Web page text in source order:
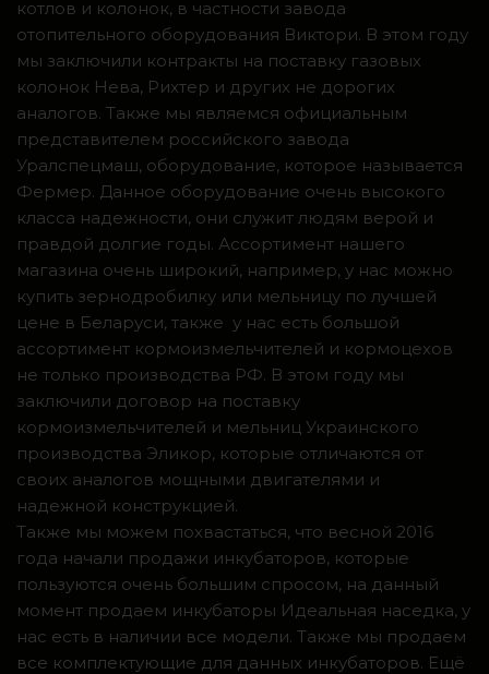
котлов и колонок, в частности завода
отопительного оборудования Виктори. В этом году
мы заключили контракты на поставку газовых
колонок Нева, Рихтер и других не дорогих
аналогов. Также мы являемся официальным
представителем российского завода
Уралспецмаш, оборудование, которое называется
Фермер. Данное оборудование очень высокого
класса надежности, они служит людям верой и
правдой долгие годы. Ассортимент нашего
магазина очень широкий, например, у нас можно
купить зернодробилку или мельницу по лучшей
цене в Беларуси, также у нас есть большой
ассортимент кормоизмельчителей и кормоцехов
не только производства РФ. В этом году мы
заключили договор на поставку
кормоизмельчителей и мельниц Украинского
производства Эликор, которые отличаются от
своих аналогов мощными двигателями и
надежной конструкцией.
Также мы можем похвастаться, что весной 2016
года начали продажи инкубаторов, которые
пользуются очень большим спросом, на данный
момент продаем инкубаторы Идеальная наседка, у
нас есть в наличии все модели. Также мы продаем
все комплектующие для данных инкубаторов. Ещё